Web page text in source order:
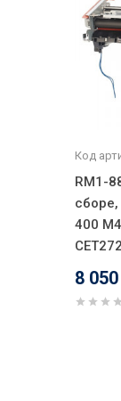
Код
RM1-
400
8 050